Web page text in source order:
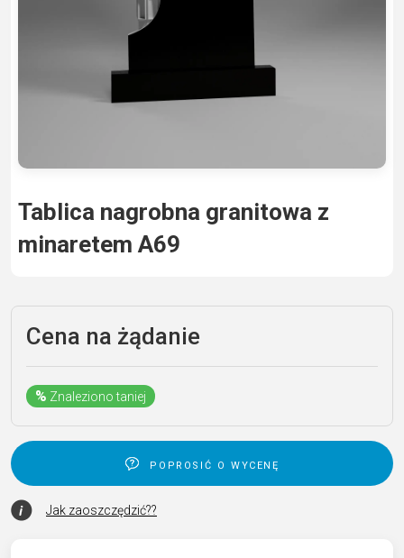
Tablica nagrobna granitowa z
minaretem A69
Cena na żądanie
% Znaleziono taniej
poprosić o wycenę
Jak zaoszczędzić??